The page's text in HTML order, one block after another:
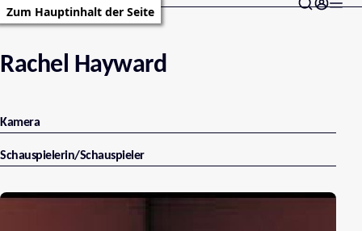
Zum Hauptinhalt der Seite
Rachel Hayward
Kamera
Schauspielerin/Schauspieler